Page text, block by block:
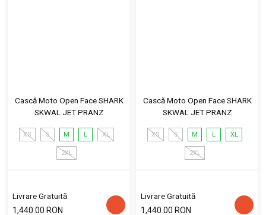
Cască Moto Open Face SHARK
SKWAL JET PRANZ
XS S M L XL
2XL
Livrare Gratuită
1,440.00 RON
Cască Moto Open Face SHARK
SKWAL JET PRANZ
XS S M L XL
2XL
Livrare Gratuită
1,440.00 RON